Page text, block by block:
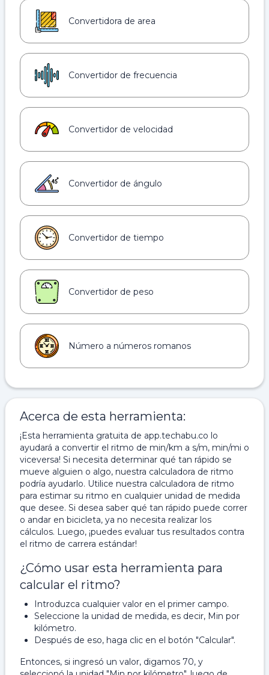
Convertidora de area
Convertidor de frecuencia
Convertidor de velocidad
Convertidor de ángulo
Convertidor de tiempo
Convertidor de peso
Número a números romanos
Acerca de esta herramienta:
¡Esta herramienta gratuita de app.techabu.co lo
ayudará a convertir el ritmo de min/km a s/m, min/mi o
viceversa! Si necesita determinar qué tan rápido se
mueve alguien o algo, nuestra calculadora de ritmo
podría ayudarlo. Utilice nuestra calculadora de ritmo
para estimar su ritmo en cualquier unidad de medida
que desee. Si desea saber qué tan rápido puede correr
o andar en bicicleta, ya no necesita realizar los
cálculos. Luego, ¡puedes evaluar tus resultados contra
el ritmo de carrera estándar!
¿Cómo usar esta herramienta para
calcular el ritmo?
Introduzca cualquier valor en el primer campo.
Seleccione la unidad de medida, es decir, Min por
kilómetro.
Después de eso, haga clic en el botón "Calcular".
Entonces, si ingresó un valor, digamos 70, y